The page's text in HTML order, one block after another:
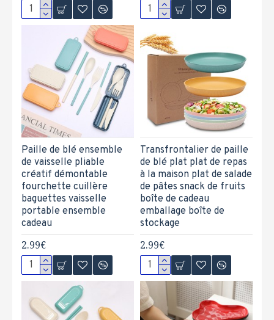
Paille de blé ensemble
de vaisselle pliable
créatif démontable
fourchette cuillère
baguettes vaisselle
portable ensemble
cadeau
2.99€
Transfrontalier de paille
de blé plat plat de repas
à la maison plat de salade
de pâtes snack de fruits
boîte de cadeau
emballage boîte de
stockage
2.99€